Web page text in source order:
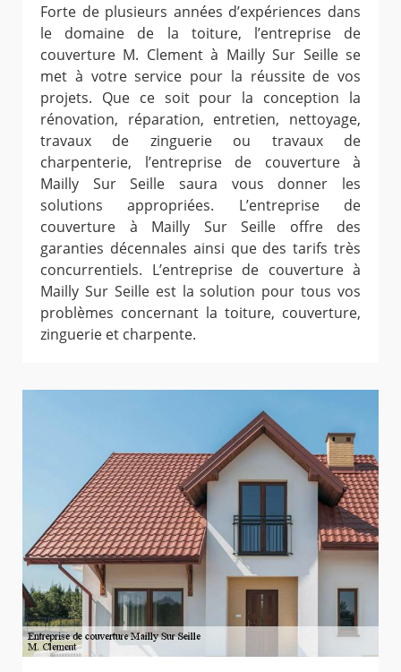
Forte de plusieurs années d’expériences dans
le domaine de la toiture, l’entreprise de
couverture M. Clement à Mailly Sur Seille se
met à votre service pour la réussite de vos
projets. Que ce soit pour la conception la
rénovation, réparation, entretien, nettoyage,
travaux de zinguerie ou travaux de
charpenterie, l’entreprise de couverture à
Mailly Sur Seille saura vous donner les
solutions appropriées. L’entreprise de
couverture à Mailly Sur Seille offre des
garanties décennales ainsi que des tarifs très
concurrentiels. L’entreprise de couverture à
Mailly Sur Seille est la solution pour tous vos
problèmes concernant la toiture, couverture,
zinguerie et charpente.